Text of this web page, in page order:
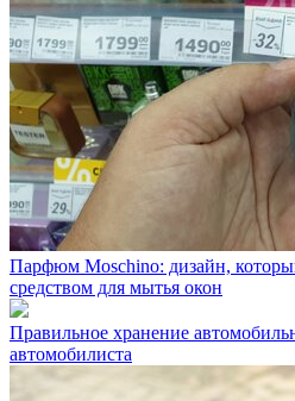
Парфюм Moschino: дизайн,
средством для мытья окон
Правильное хранение
автомобилиста